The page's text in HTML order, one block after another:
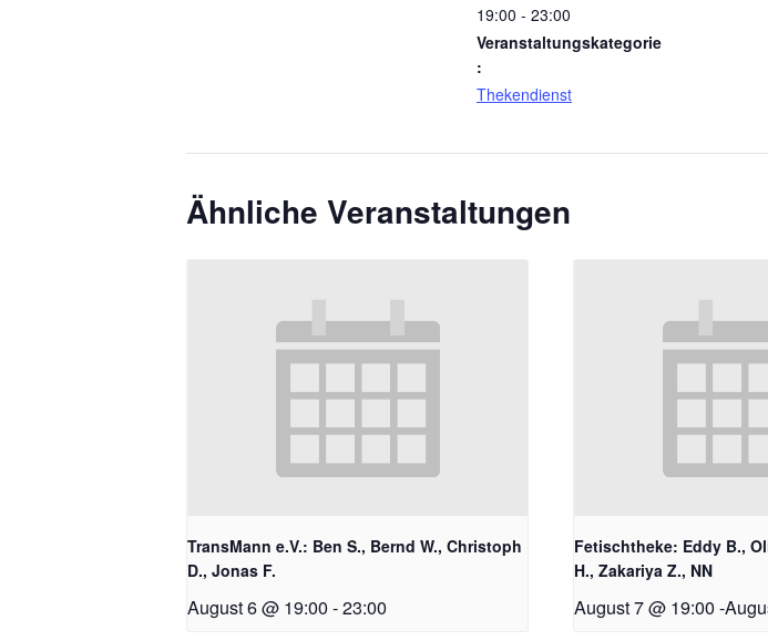
19:00 - 23:00
Veranstaltungskategorie
:
Thekendienst
Ähnliche Veranstaltungen
TransMann e.V.: Ben S., Bernd W., Christoph
D., Jonas F.
August 6 @ 19:00-23:00
Fetischtheke: Eddy B.,
H., Zakariya Z., NN
August 7 @ 19:00-